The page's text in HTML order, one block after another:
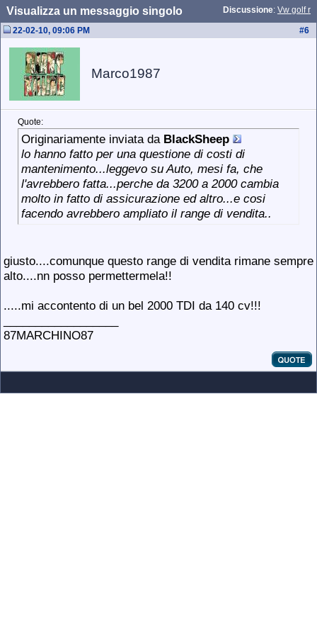
Discussione: Vw golf r
Visualizza un messaggio singolo
#6
22-02-10, 09:06 PM
Marco1987
Quote:
Originariamente inviata da BlackSheep
lo hanno fatto per una questione di costi di
mantenimento...leggevo su Auto, mesi fa, che
l'avrebbero fatta...perche da 3200 a 2000 cambia
molto in fatto di assicurazione ed altro...e cosi
facendo avrebbero ampliato il range di vendita..
giusto....comunque questo range di vendita rimane sempre
alto....nn posso permettermela!!
.....mi accontento di un bel 2000 TDI da 140 cv!!!
87MARCHINO87